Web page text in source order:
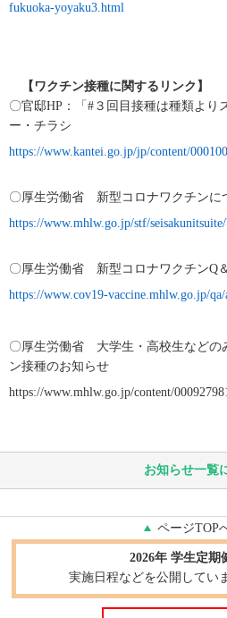
fukuoka-yoyaku3.html
【ワクチン接種に関するリンク】
〇官邸HP ：「 # ３回目接種は種類より
ー・チラシ
https://www.kantei.go.jp/jp/content/
〇厚生労働省 新型コロナワクチン
https://www.mhlw.go.jp/stf/
〇厚生労働省 新型コロナワクチンQ
https://www.cov19-vaccine.mhlw.go.jp/
〇厚生労働省 大学生・高校生などの
ン接種のお知らせ
https://www.mhlw.go.jp/content/
お知らせ一覧
ページTOP
2026年 学生定期
実施日程などを公開してい